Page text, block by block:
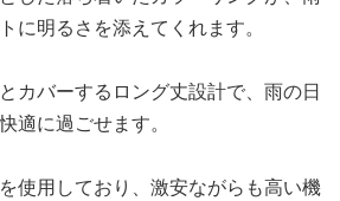
に明るさを添えてくれます。
カバーするロング丈設計で、雨の日
適に過ごせます。
使用しており、激安ながらも高い機